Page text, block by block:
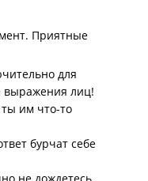
Приятные
для
выражения лиц!
ты им что-то
бурчат себе